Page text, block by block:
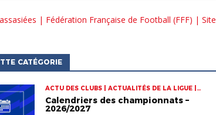
| Fédération Française de Football (FFF) | Site
CATÉGORIE
ACTU DES CLUBS | ACTUALITÉS DE LA LIGUE |
CHAMPIONNATS
Calendriers des championnats –
2026/2027